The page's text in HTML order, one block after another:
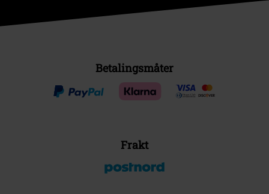
Betalingsmåter
Frakt